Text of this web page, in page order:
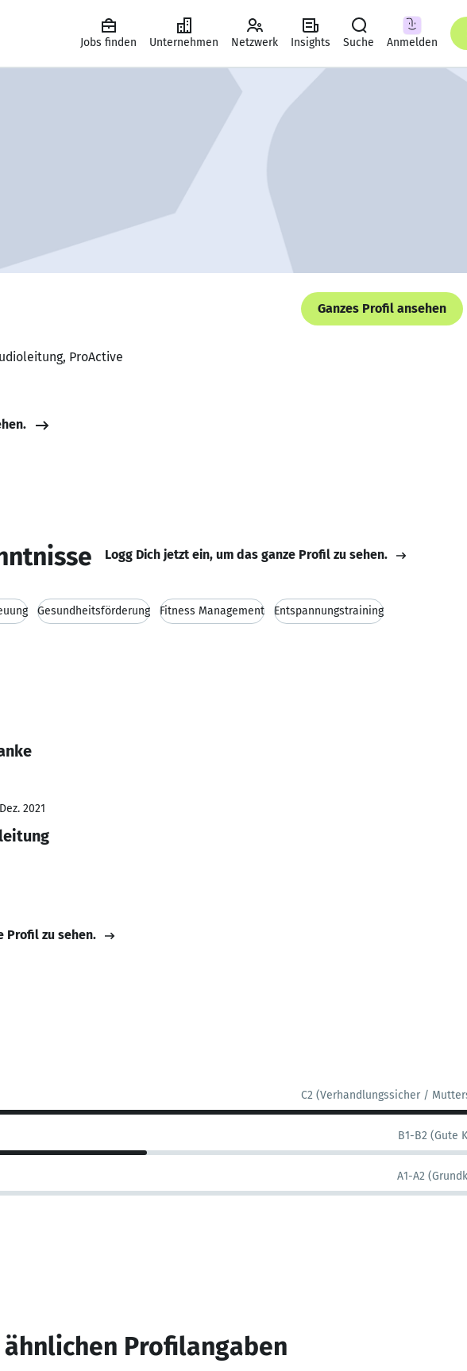
Jobs finden Unternehmen Netzwerk Insights Suche Anmelden
Ganzes Profil ansehen
ProActive
Logg Dich jetzt ein, um das ganze Profil zu sehen.
Gesundheitsförderung Fitness Management Entspannungstraining
2021
Profil zu sehen.
C2 (Verhandlungssicher /
B1-B2 (Gute
A1-A2
Profilangaben